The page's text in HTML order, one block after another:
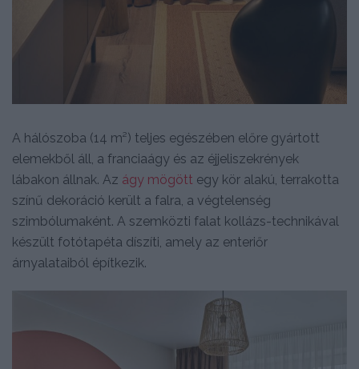
A hálószoba (14 m²) teljes egészében előre gyártott
elemekből áll, a franciaágy és az éjjeliszekrények
lábakon állnak. Az ágy mögött egy kör alakú, terrakotta
színű dekoráció került a falra, a végtelenség
szimbólumaként. A szemközti falat kollázs-technikával
készült fotótapéta díszíti, amely az enteriőr
árnyalataiból építkezik.